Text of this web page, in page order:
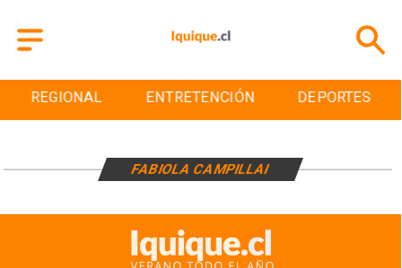
REGIONAL ENTRETENCIÓN DEPORTES
FABIOLA CAMPILLAI